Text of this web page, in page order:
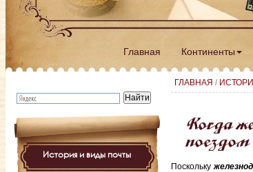
Главная Континенты
ГЛАВНАЯ /
Когда
поездом
Поскольку
История и виды почты